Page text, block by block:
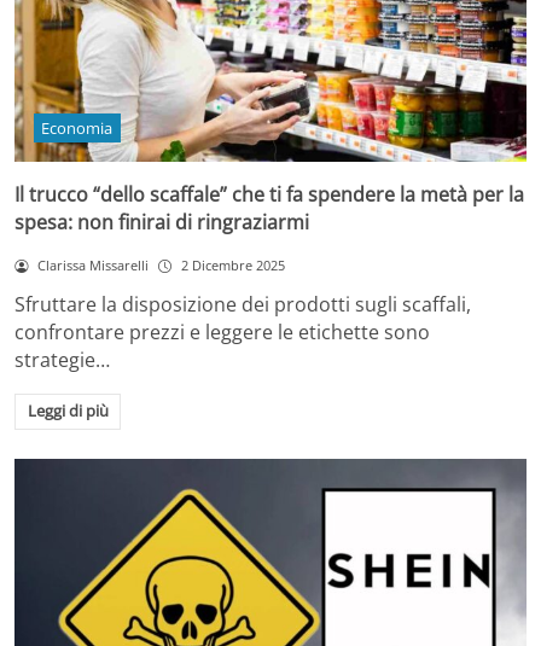
Economia
Il trucco “dello scaffale” che ti fa spendere la metà per la
spesa: non finirai di ringraziarmi
Clarissa Missarelli 2 Dicembre 2025
Sfruttare la disposizione dei prodotti sugli scaffali,
confrontare prezzi e leggere le etichette sono
strategie…
Leggi di più